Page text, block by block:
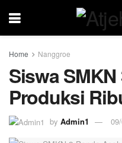
Home Nanggroe
Siswa
Produksi
by Admin1